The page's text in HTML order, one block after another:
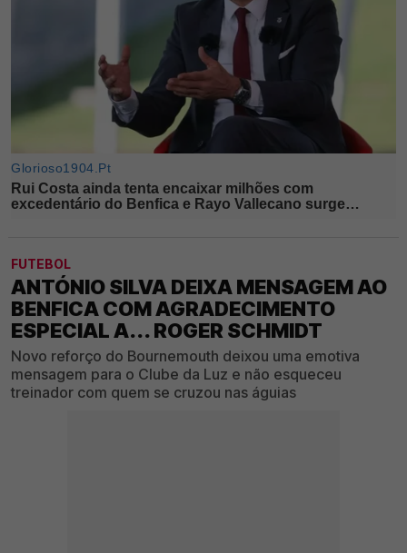
FUTEBOL
ANTÓNIO SILVA DEIXA MENSAGEM AO
BENFICA COM AGRADECIMENTO
ESPECIAL A... ROGER SCHMIDT
Novo reforço do Bournemouth deixou uma emotiva
mensagem para o Clube da Luz e não esqueceu
treinador com quem se cruzou nas águias